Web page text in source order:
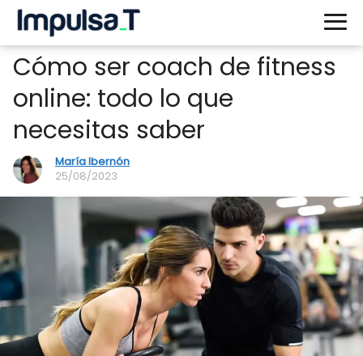
Cómo ser coach de fitness
online: todo lo que
necesitas saber
María Ibernón
25/08/2023